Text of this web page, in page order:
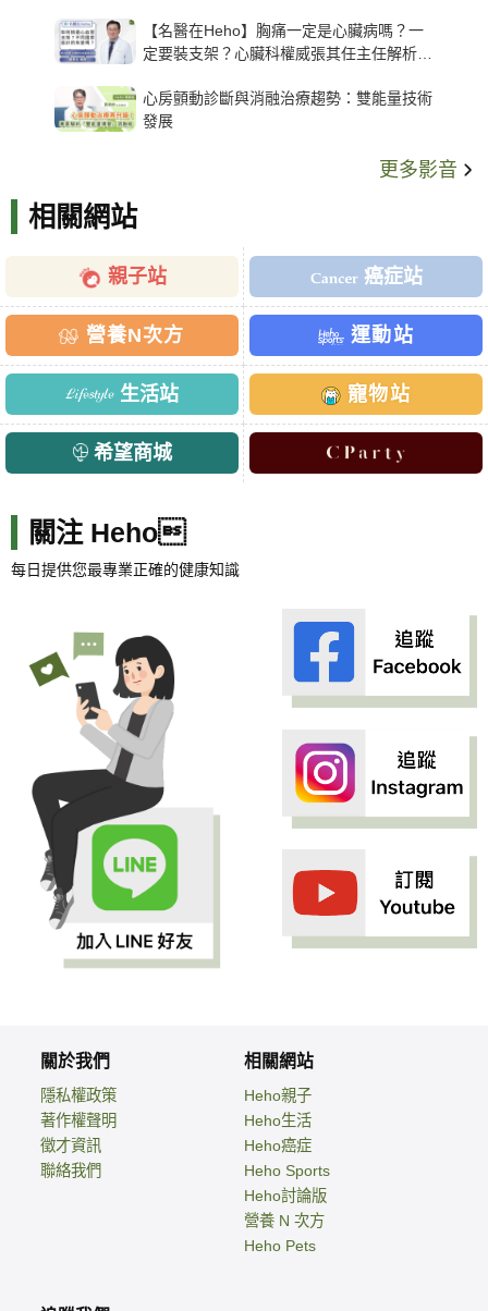
【名醫在Heho】胸痛一定是心臟病嗎？一
定要裝支架？心臟科權威張其任主任解析支
心房顫動診斷與消融治療趨勢：雙能量技術
發展
更多影音
相關網站
親子站 癌症站
營養N次方 運動站
生活站 寵物站
希望商城
關注 Heho
每日提供您最專業正確的健康知識
關於我們
隱私權政策
著作權聲明
徵才資訊
聯絡我們
相關網站
Heho親子
Heho生活
Heho癌症
Heho Sports
Heho討論版
營養 N 次方
Heho Pets